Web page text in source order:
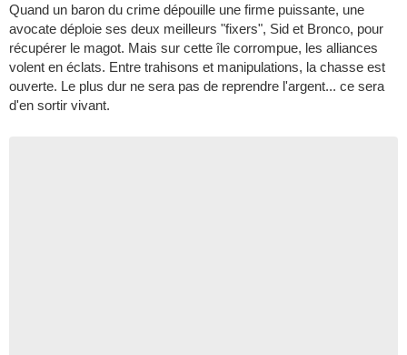
Quand un baron du crime dépouille une firme puissante, une
avocate déploie ses deux meilleurs "fixers", Sid et Bronco, pour
récupérer le magot. Mais sur cette île corrompue, les alliances
volent en éclats. Entre trahisons et manipulations, la chasse est
ouverte. Le plus dur ne sera pas de reprendre l'argent... ce sera
d'en sortir vivant.